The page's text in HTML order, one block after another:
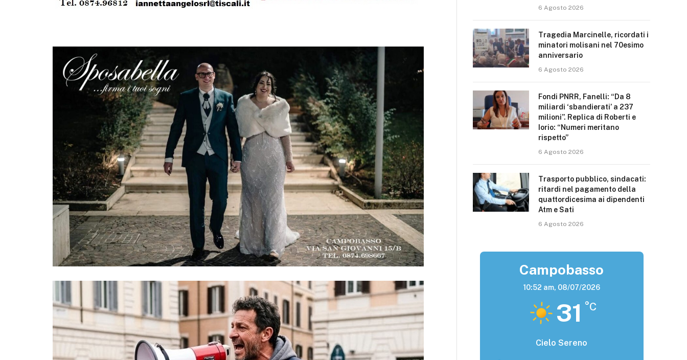
6 Agosto 2026
Tragedia Marcinelle, ricordati i
minatori molisani nel 70esimo
anniversario
6 Agosto 2026
Fondi PNRR, Fanelli: “Da 8
miliardi ‘sbandierati’ a 237
milioni”. Replica di Roberti e
Iorio: “Numeri meritano
rispetto”
6 Agosto 2026
Trasporto pubblico, sindacati:
ritardi nel pagamento della
quattordicesima ai dipendenti
Atm e Sati
6 Agosto 2026
Campobasso
10:52 am, 08/07/2026
31 °C
Cielo Sereno